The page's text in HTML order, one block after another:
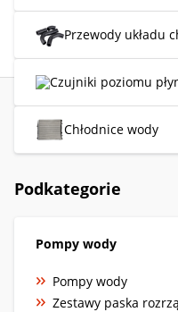
Przewody układu
Czujniki poziomu
Chłodnice wody
Podkategorie
Pompy wody
Pompy wody
Zestawy paska